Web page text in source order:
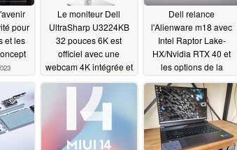
pour
et les
Le moniteur Dell
UltraSharp U3224KB
32 pouces 6K est
officiel avec une
webcam 4K intégrée et
01/04/2023
Dell relance
l'Alienware m18 avec
Intel Raptor Lake-
HX/Nvidia RTX 40 et
les options de la
entièrement AMD, ainsi
qu'un écran FHD+ 480
Hz et un clavier
mécanique CherryMX
01/04/2023